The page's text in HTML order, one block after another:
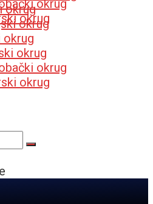
okrug
okrug
okrug
okrug
okrug
okrug
okrug
okrug